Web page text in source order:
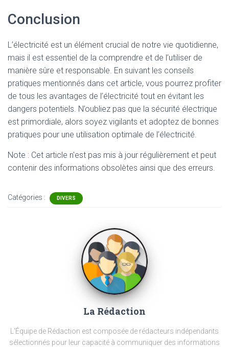
Conclusion
L’électricité est un élément crucial de notre vie quotidienne,
mais il est essentiel de la comprendre et de l’utiliser de
manière sûre et responsable. En suivant les conseils
pratiques mentionnés dans cet article, vous pourrez profiter
de tous les avantages de l’électricité tout en évitant les
dangers potentiels. N’oubliez pas que la sécurité électrique
est primordiale, alors soyez vigilants et adoptez de bonnes
pratiques pour une utilisation optimale de l’électricité.
Note : Cet article n'est pas mis à jour régulièrement et peut
contenir des informations obsolètes ainsi que des erreurs.
Catégories : DIVERS
La Rédaction
L'Équipe de Rédaction est composée de rédacteurs indépendants
sélectionnés pour leur capacité à communiquer des informations